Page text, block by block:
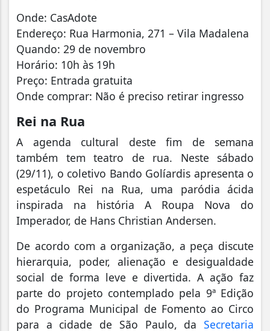
Onde: CasAdote
Endereço: Rua Harmonia, 271 – Vila Madalena
Quando: 29 de novembro
Horário: 10h às 19h
Preço: Entrada gratuita
Onde comprar: Não é preciso retirar ingresso
Rei na Rua
A agenda cultural deste fim de semana
também tem teatro de rua. Neste sábado
(29/11), o coletivo Bando Golíardis apresenta o
espetáculo Rei na Rua, uma paródia ácida
inspirada na história A Roupa Nova do
Imperador, de Hans Christian Andersen.
De acordo com a organização, a peça discute
hierarquia, poder, alienação e desigualdade
social de forma leve e divertida. A ação faz
parte do projeto contemplado pela 9ª Edição
do Programa Municipal de Fomento ao Circo
para a cidade de São Paulo, da Secretaria